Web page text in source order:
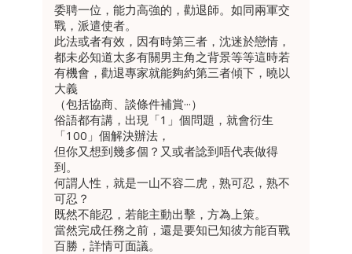
委聘一位，能力高強的，勸退師。如同兩軍交
戰，派遣使者。
此法或者有效，因有時第三者，沈迷於戀情，
都未必知道太多有關男主角之背景等等這時若
有機會，勸退專家就能夠約第三者傾下，曉以
大義
（包括協商、談條件補賞···）
俗語都有講，出現「1」個問題，就會衍生
「100」個解決辦法，
但你又想到幾多個？又或者諗到唔代表做得
到。
何謂人性，就是一山不容二虎，熟可忍，熟不
可忍？
既然不能忍，若能主動出擊，方為上策。
當然完成任務之前，還是要知已知彼方能百戰
百勝，詳情可面議。